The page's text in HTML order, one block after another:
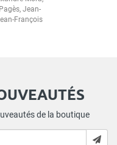
, Jean-
François
de la boutique